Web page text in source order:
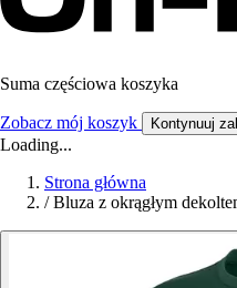
Suma częściowa koszyka
Zobacz mój koszyk Kontynuuj
Loading...
Strona główna
/ Bluza z okrągłym